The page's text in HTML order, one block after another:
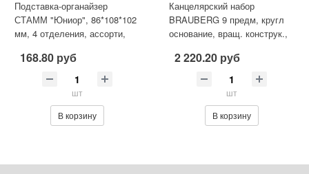
Подставка-органайзер
СТАММ "Юниор", 86*108*102
мм, 4 отделения, ассорти,
168.80 руб
шт
В корзину
Канцелярский набор
BRAUBERG 9 предм, кругл
основание, вращ. конструк.,
2 220.20 руб
шт
В корзину